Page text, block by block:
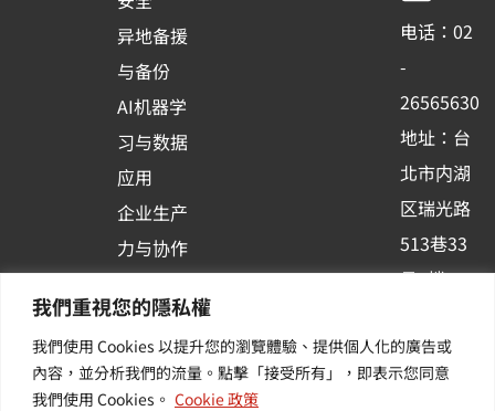
我們重視您的隱私權
我們使用 Cookies 以提升您的瀏覽體驗、提供個人化的廣告或
內容，並分析我們的流量。點擊「接受所有」，即表示您同意
我們使用 Cookies。 Cookie 政策
异地备援
与备份
AI机器学
习与数据
应用
企业生产
力与协作
台应用
其他/增
值服务
o
o
k
-
s
q
u
a
r
b
e
d
i
n
电话：02
-
26565630
地址：台
北市内湖
区瑞光路
513巷33
号6楼
新讯 | 提
供您最新